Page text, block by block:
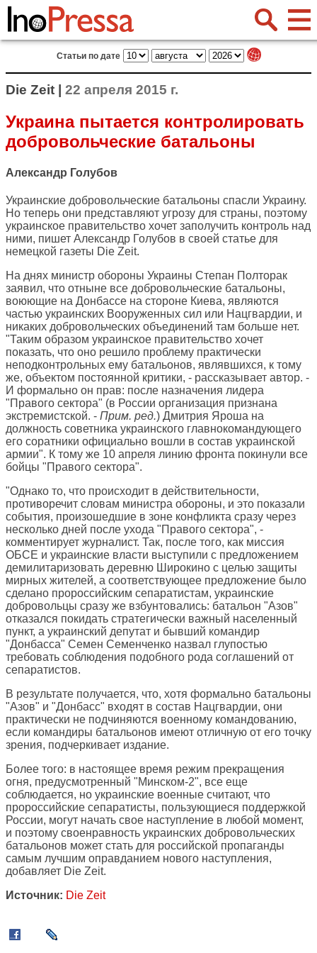
Статьи по дате
Die Zeit | 22 апреля 2015 г.
Украина пытается контролировать
добровольческие батальоны
Александр Голубов
Украинские добровольческие батальоны спасли Украину.
Но теперь они представляют угрозу для страны, поэтому
украинское правительство хочет заполучить контроль над
ними, пишет Александр Голубов в своей статье для
немецкой газеты Die Zeit.
На днях министр обороны Украины Степан Полторак
заявил, что отныне все добровольческие батальоны,
воюющие на Донбассе на стороне Киева, являются
частью украинских Вооруженных сил или Нацгвардии, и
никаких добровольческих объединений там больше нет.
"Таким образом украинское правительство хочет
показать, что оно решило проблему практически
неподконтрольных ему батальонов, являвшихся, к тому
же, объектом постоянной критики, - рассказывает автор. -
И формально он прав: после назначения лидера
"Правого сектора" (в России организация признана
экстремистской. - Прим. ред.) Дмитрия Яроша на
должность советника украинского главнокомандующего
его соратники официально вошли в состав украинской
армии". К тому же 10 апреля линию фронта покинули все
бойцы "Правого сектора".
"Однако то, что происходит в действительности,
противоречит словам министра обороны, и это показали
события, произошедшие в зоне конфликта сразу через
несколько дней после ухода "Правого сектора", -
комментирует журналист. Так, после того, как миссия
ОБСЕ и украинские власти выступили с предложением
демилитаризовать деревню Широкино с целью защиты
мирных жителей, а соответствующее предложение было
сделано пророссийским сепаратистам, украинские
добровольцы сразу же взбунтовались: батальон "Азов"
отказался покидать стратегически важный населенный
пункт, а украинский депутат и бывший командир
"Донбасса" Семен Семенченко назвал глупостью
требовать соблюдения подобного рода соглашений от
сепаратистов.
В результате получается, что, хотя формально батальоны
"Азов" и "Донбасс" входят в состав Нацгвардии, они
практически не подчиняются военному командованию,
если командиры батальонов имеют отличную от его точку
зрения, подчеркивает издание.
Более того: в настоящее время режим прекращения
огня, предусмотренный "Минском-2", все еще
соблюдается, но украинские военные считают, что
пророссийские сепаратисты, пользующиеся поддержкой
России, могут начать свое наступление в любой момент,
и поэтому своенравность украинских добровольческих
батальонов может стать для российской пропаганды
самым лучшим оправданием нового наступления,
добавляет Die Zeit.
Источник: Die Zeit